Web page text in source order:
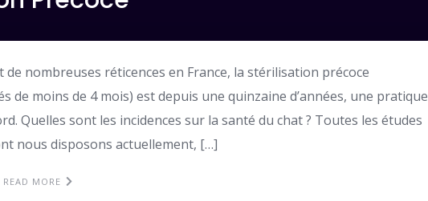
nombreuses réticences en France, la stérilisation précoce
de moins de 4 mois) est depuis une quinzaine d’années, une pratique
Quelles sont les incidences sur la santé du chat ? Toutes les études
nous disposons actuellement, […]
READ MORE